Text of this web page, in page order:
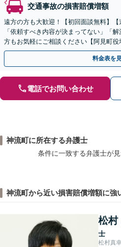
交通事故の損害賠償増額
遠方の方も大歓迎！【初回面談無料】【
「依頼すべき内容が決まってない」「
方もお気軽にご相談ください【阿見町
定、慰謝料請求、示談交渉など
料金表を
電話でお問い合わせ
神流町に所在する弁護士
条件に一致する弁護士が
神流町から近い損害賠償増額に強
松村
士
松村真